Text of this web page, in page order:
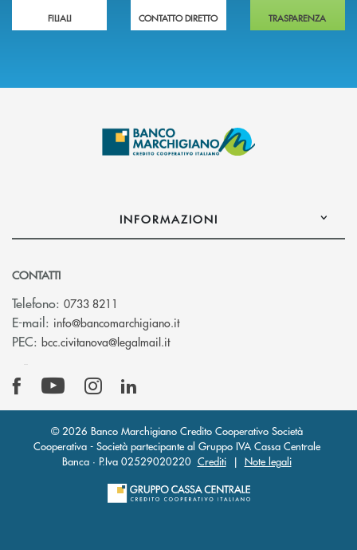
FILIALI CONTATTO DIRETTO TRASPARENZA
INFORMAZIONI
CONTATTI
Telefono: 0733 8211
E-mail: info@bancomarchigiano.it(si apre l’app di posta
PEC: bcc.civitanova@legalmail.it(si apre l’app di posta elettronica)
© 2026 Banco Marchigiano Credito Cooperativo Società
Cooperativa - Società partecipante al Gruppo IVA Cassa Centrale
Banca · P.Iva 02529020220 Crediti| Note legali